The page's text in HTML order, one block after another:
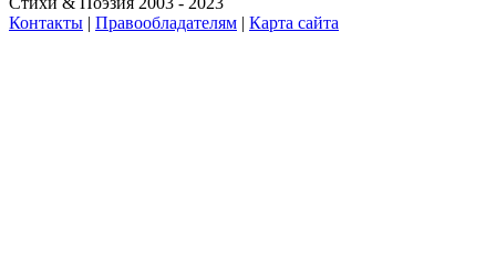
Контакты | Правообладателям | Карта сайта